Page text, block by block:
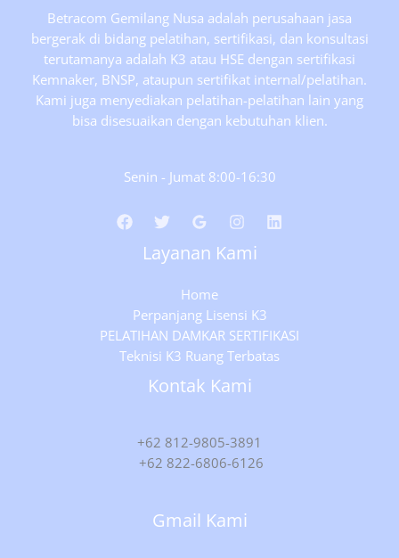
Betracom Gemilang Nusa adalah perusahaan jasa
bergerak di bidang pelatihan, sertifikasi, dan konsultasi
terutamanya adalah K3 atau HSE dengan sertifikasi
Kemnaker, BNSP, ataupun sertifikat internal/pelatihan.
Kami juga menyediakan pelatihan-pelatihan lain yang
bisa disesuaikan dengan kebutuhan klien.
Senin - Jumat 8:00-16:30
Layanan Kami
Home
Perpanjang Lisensi K3
PELATIHAN DAMKAR SERTIFIKASI
Teknisi K3 Ruang Terbatas
Kontak Kami
+62 812-9805-3891
+62 822-6806-6126
Gmail Kami